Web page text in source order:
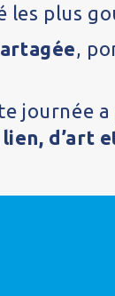
les plus
,
journée
d’art